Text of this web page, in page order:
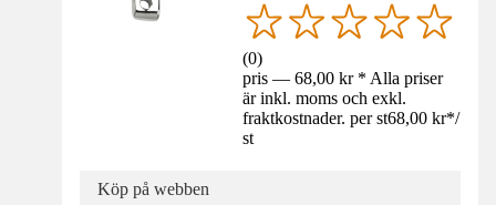
(0)
pris — 68,00 kr * Alla priser
är inkl. moms och exkl.
fraktkostnader. per st68,00 kr*/
st
Köp på webben